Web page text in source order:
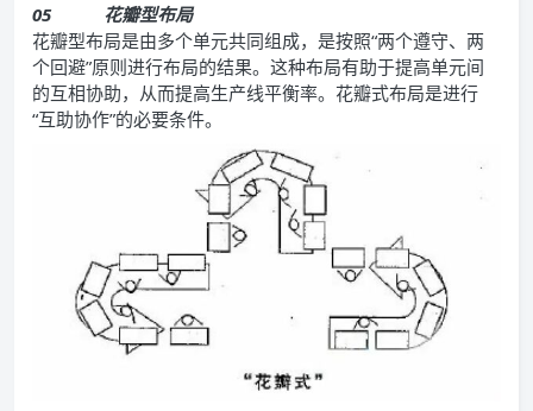
05 花瓣型布局
花瓣型布局是由多个单元共同组成，是按照“两个遵守、两
个回避”原则进行布局的结果。这种布局有助于提高单元间
的互相协助，从而提高生产线平衡率。花瓣式布局是进行
“互助协作”的必要条件。